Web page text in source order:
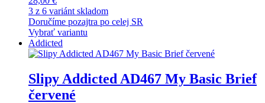
3 z 6 variánt skladom
Doručíme pozajtra po celej SR
Vybrať variantu
Addicted
Slipy Addicted AD467 My Basic Brief
červené